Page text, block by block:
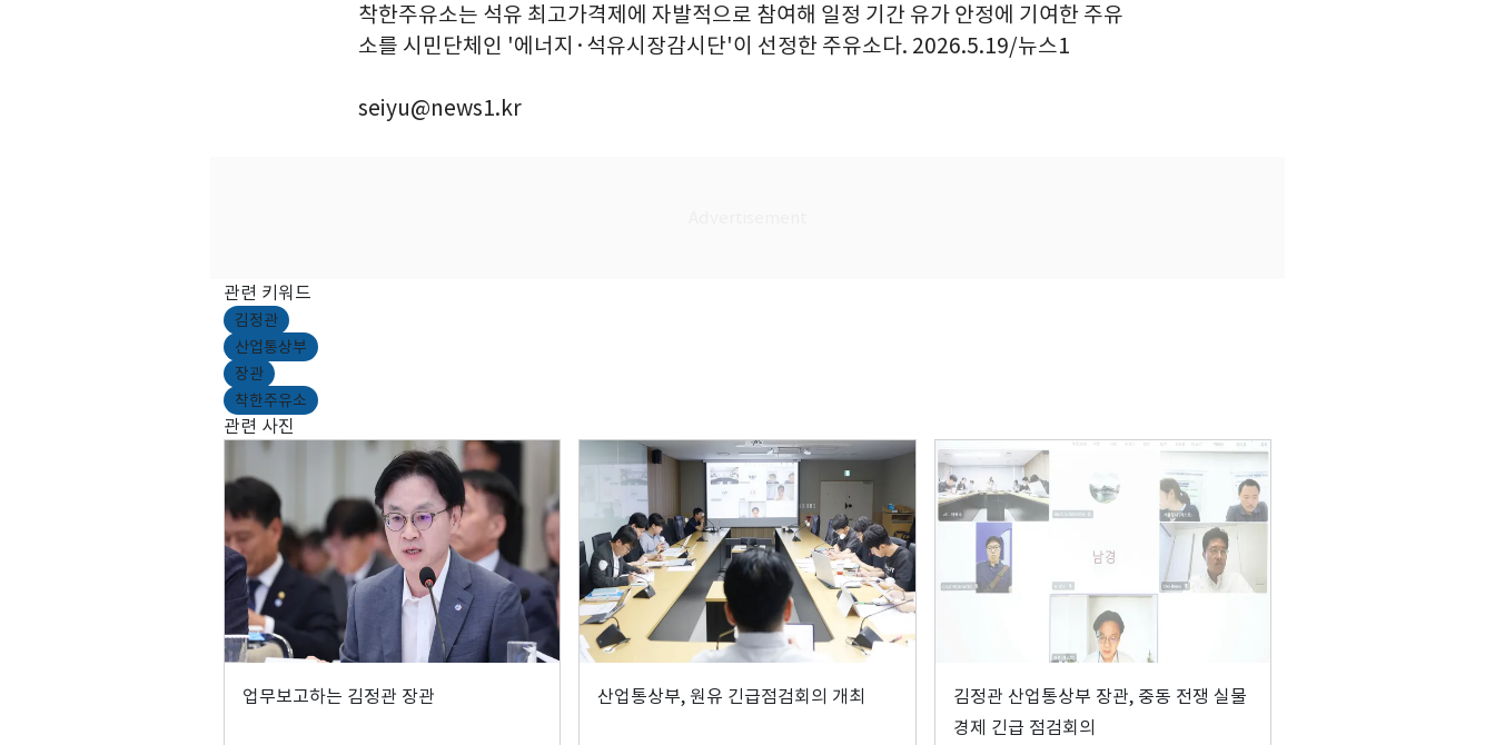
착한주유소는 석유 최고가격제에 자발적으로 참여해 일정 기간 유가 안정에 기여한 주유
소를 시민단체인 '에너지·석유시장감시단'이 선정한 주유소다. 2026.5.19/뉴스1
seiyu@news1.kr
관련 키워드
김정관
산업통상부
장관
착한주유소
관련 사진
업무보고하는 김정관 장관 산업통상부, 원유 긴급점검회의 개최
김정관 산업통상부 장관, 중동 전쟁 실물
경제 긴급 점검회의